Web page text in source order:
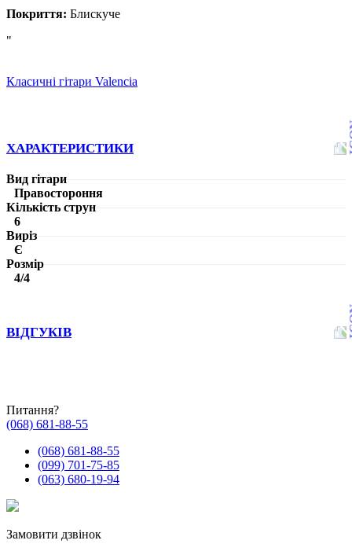
Покриття: Блискуче
"
Класичні гітари Valencia
ХАРАКТЕРИСТИКИ
Вид гітари
Правостороння
Кількість струн
6
Виріз
Є
Розмір
4/4
ВІДГУКІВ
Питання?
(068) 681-88-55
(068) 681-88-55
(099) 701-75-85
(063) 680-19-94
Замовити дзвінок